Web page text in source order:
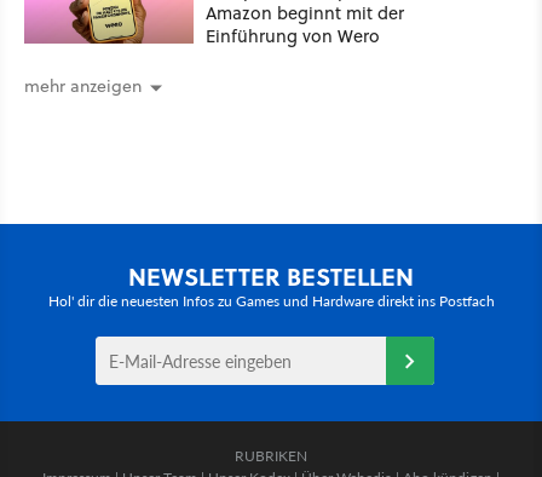
Amazon beginnt mit der
Einführung von Wero
mehr anzeigen
NEWSLETTER BESTELLEN
Hol' dir die neuesten Infos zu Games und Hardware direkt ins Postfach
RUBRIKEN